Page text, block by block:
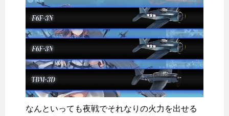
なんといっても夜戦でそれなりの火力を出せる